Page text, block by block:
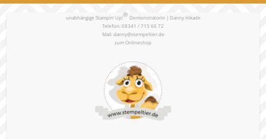
unabhängige Stampin‘ Up!® Demonstratorin | Danny Hikade
Telefon: 08341 / 715 66 72
Mail:danny@stempeltier.de
zumOnlineshop